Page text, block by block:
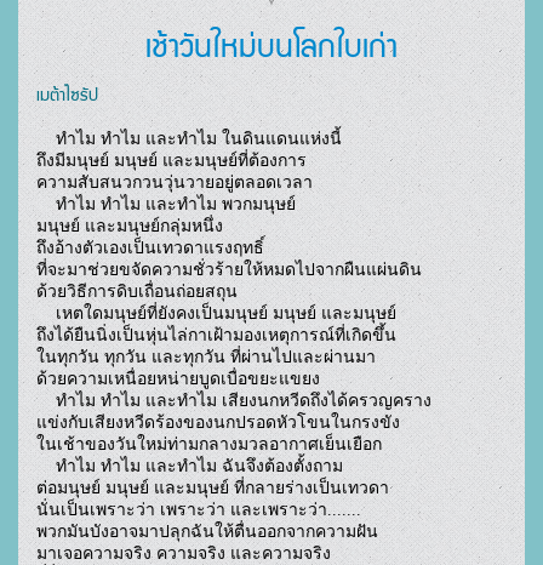
เช้าวันใหม่บนโลกใบเก่า
เมต้าไซรัป
ทำไม ทำไม และทำไม ในดินแดนแห่งนี้
ถึงมีมนุษย์ มนุษย์ และมนุษย์ที่ต้องการ
ความสับสนวกวนวุ่นวายอยู่ตลอดเวลา
ทำไม ทำไม และทำไม พวกมนุษย์
มนุษย์ และมนุษย์กลุ่มหนึ่ง
ถึงอ้างตัวเองเป็นเทวดาแรงฤทธิ์
ที่จะมาช่วยขจัดความชั่วร้ายให้หมดไปจากผืนแผ่นดิน
ด้วยวิธีการดิบเถื่อนถ่อยสถุน
เหตใดมนุษย์ที่ยังคงเป็นมนุษย์ มนุษย์ และมนุษย์
ถึงได้ยืนนิ่งเป็นหุ่นไล่กาเฝ้ามองเหตุการณ์ที่เกิดขึ้น
ในทุกวัน ทุกวัน และทุกวัน ที่ผ่านไปและผ่านมา
ด้วยความเหนื่อยหน่ายบูดเบื่อขยะแขยง
ทำไม ทำไม และทำไม เสียงนกหวีดถึงได้ครวญคราง
แข่งกับเสียงหวีดร้องของนกปรอดหัวโขนในกรงขัง
ในเช้าของวันใหม่ท่ามกลางมวลอากาศเย็นเยือก
ทำไม ทำไม และทำไม ฉันจึงต้องตั้งถาม
ต่อมนุษย์ มนุษย์ และมนุษย์ ที่กลายร่างเป็นเทวดา
นั่นเป็นเพราะว่า เพราะว่า และเพราะว่า.......
พวกมันบังอาจมาปลุกฉันให้ตื่นออกจากความฝัน
มาเจอความจริง ความจริง และความจริง